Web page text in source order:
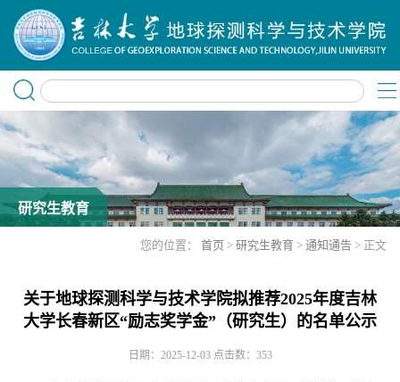
研究生教育
您的位置： 首页 > 研究生教育 > 通知通告 > 正文
关于地球探测科学与技术学院拟推荐2025年度吉林
大学长春新区“励志奖学金”（研究生）的名单公示
日期：2025-12-03 点击数： 353